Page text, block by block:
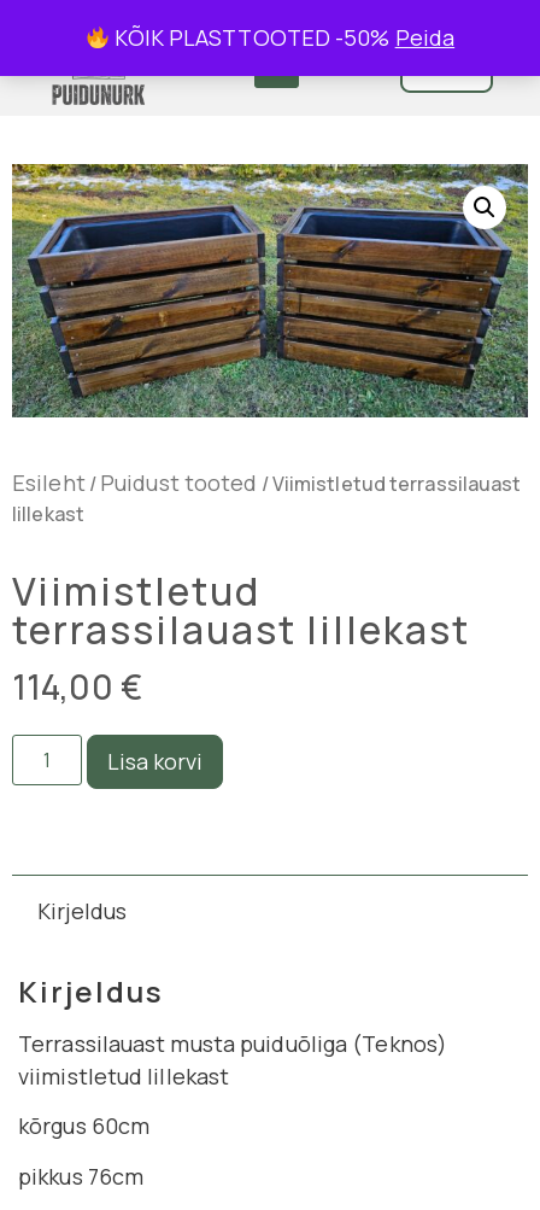
Esileht/Puidust tooted / Viimistletud terrassilauast
lillekast
Viimistletud
terrassilauast lillekast
114,00 €
Lisa korvi
Kirjeldus
Kirjeldus
Terrassilauast musta puiduõliga (Teknos)
viimistletud lillekast
kõrgus 60cm
pikkus 76cm
KÕIK PLASTTOOTED -50% Peida